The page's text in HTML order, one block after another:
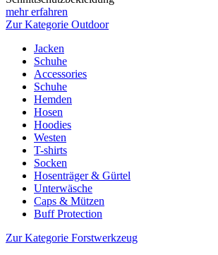
mehr erfahren
Zur Kategorie Outdoor
Jacken
Schuhe
Accessories
Schuhe
Hemden
Hosen
Hoodies
Westen
T-shirts
Socken
Hosenträger & Gürtel
Unterwäsche
Caps & Mützen
Buff Protection
Zur Kategorie Forstwerkzeug